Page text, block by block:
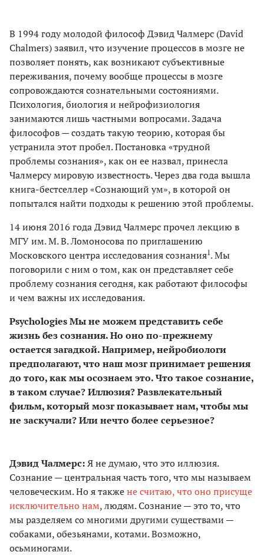
В 1994 году молодой философ Дэвид Чалмерс (David
Chalmers) заявил, что изучение процессов в мозге не
позволяет понять, как возникают субъективные
переживания, почему вообще процессы в мозге
сопровождаются сознательными состояниями.
Психология, биология и нейрофизиология
занимаются лишь частными вопросами. Задача
философов — создать такую теорию, которая бы
устранила этот пробел. Постановка «трудной
проблемы сознания», как он ее назвал, принесла
Чалмерсу мировую известность. Через два года вышла
книга-бестселлер «Сознающий ум», в которой он
попытался найти подходы к решению этой проблемы.
14 июня 2016 года Дэвид Чалмерс прочел лекцию в
МГУ им. М. В. Ломоносова по приглашению
Московского центра исследования сознания1 . Мы
поговорили с ним о том, как он представляет себе
проблему сознания сегодня, как работают философы
и чем важны их исследования.
Psychologies Мы не можем представить себе
жизнь без сознания. Но оно по-прежнему
остается загадкой. Например, нейробиологи
предполагают, что наш мозг принимает решения
до того, как мы осознаем это. Что такое сознание,
в таком случае? Иллюзия? Развлекательный
фильм, который мозг показывает нам, чтобы мы
не заскучали? Или нечто более серьезное?
Дэвид Чалмерс:Я не думаю, что это иллюзия.
Сознание — центральная часть того, что мы называем
человеческим. Но я такжене считаю, что оно присуще
исключительно нам, людям. Сознание — это то, что
мы разделяем со многими другими существами —
собаками, обезьянами, котами. Возможно,
осьминогами.